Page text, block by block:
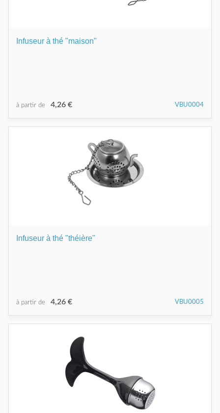
Infuseur à thé "maison"
à partir de 4,26 € VBU0004
Infuseur à thé "théière"
à partir de 4,26 € VBU0005